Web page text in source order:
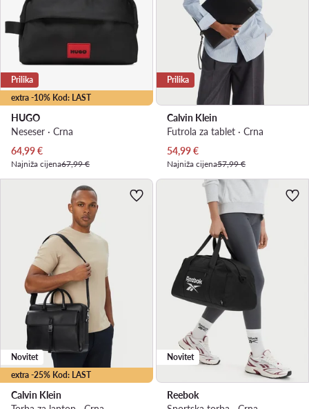
extra -10% Kod: LAST
Prilika
HUGO
Neseser · Crna
Trenutna cijena
64,99€
Najniža cijena67,99 €
Prilika
Calvin Klein
Futrola za tablet · Crna
Trenutna cijena
54,99€
Najniža cijena57,99 €
extra -25% Kod: LAST
Novitet
Calvin Klein
Novitet
Reebok